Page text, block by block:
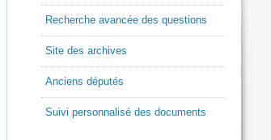
Recherche avancée des questions
Site des archives
Anciens députés
Suivi personnalisé des documents